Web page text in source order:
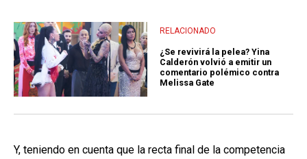
RELACIONADO
¿Se revivirá la pelea? Yina
Calderón volvió a emitir un
comentario polémico contra
Melissa Gate
Y, teniendo en cuenta que la recta final de la competencia